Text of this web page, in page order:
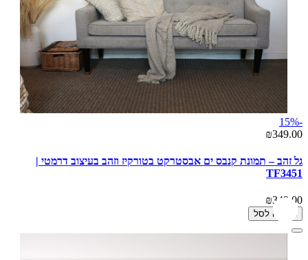
-15%
₪349.00
גל זהב – תמונת קנבס ים אבסטרקט בטורקיז וזהב בעיצוב דרמטי |
TF3451
₪349.00
הוספה לסל